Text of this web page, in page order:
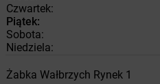
Czwartek:
Piątek:
Sobota:
Niedziela:
Żabka Wałbrzych Rynek 1